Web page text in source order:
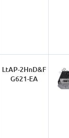
LtAP-2HnD&F
G621-EA